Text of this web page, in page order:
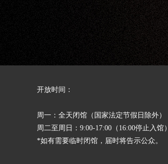
开放时间：
周一：全天闭馆（国家法定节假日除外）
周二至周日：9:00-17:00（16:00停止入馆）
*如有需要临时闭馆，届时将告示公众。